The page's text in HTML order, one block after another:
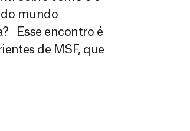
do mundo
Esse encontro é
de MSF, que